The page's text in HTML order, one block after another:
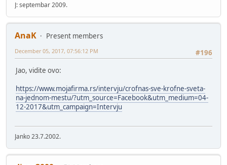
J: septembar 2009.
AnaK
Present members
#196
December 05, 2017, 07:56:12 PM
Jao, vidite ovo:
https://www.mojafirma.rs/intervju/crofnas-sve-krofne-sveta-
na-jednom-mestu/?utm_source=Facebook&utm_medium=04-
12-2017&utm_campaign=Intervju
Janko 23.7.2002.